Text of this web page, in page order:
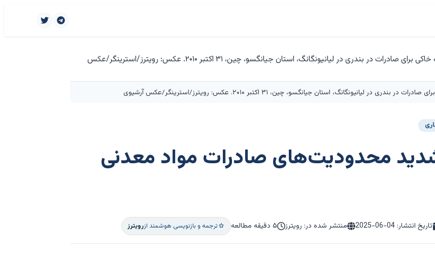
استان جیانگسو، چین، ۳۱ اکتبر ۲۰۱۰. عکس: رویترز/استرینگر/عکس آرشیوی
محدودیت‌های صادرات مواد معدنی
تاریخ انتشار: 2025-06-04 منتشر شده در: رویترز ۵ دقیقه مطالعه ترجمه و بازنویسی هوشمند ازرویترز